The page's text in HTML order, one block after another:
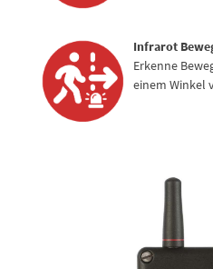
Infrarot
Erkenne
einem Winkel